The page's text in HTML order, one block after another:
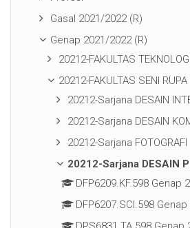
Gasal 2021/2022 (R)
Genap 2021/2022 (R)
20212-FAKULTAS
20212-FAKULTAS SENI
20212-Sarjana DESAIN
20212-Sarjana DESAIN
20212-Sarjana FOTOGRAFI
20212-Sarjana DESAIN
DFP6209.KF.598 Genap
DFP6207.SCI.598